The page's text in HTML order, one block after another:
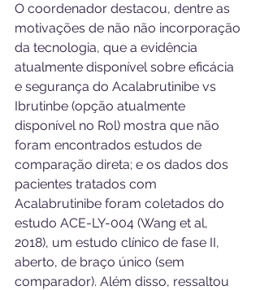
O coordenador destacou, dentre as
motivações de não não incorporação
da tecnologia, que a evidência
atualmente disponível sobre eficácia
e segurança do Acalabrutinibe vs
Ibrutinbe (opção atualmente
disponível no Rol) mostra que não
foram encontrados estudos de
comparação direta; e os dados dos
pacientes tratados com
Acalabrutinibe foram coletados do
estudo ACE-LY-004 (Wang et al,
2018), um estudo clínico de fase II,
aberto, de braço único (sem
comparador). Além disso, ressaltou